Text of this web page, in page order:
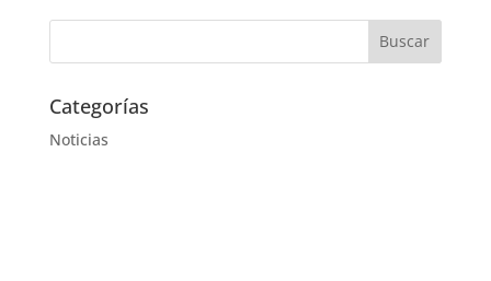
Categorías
Noticias